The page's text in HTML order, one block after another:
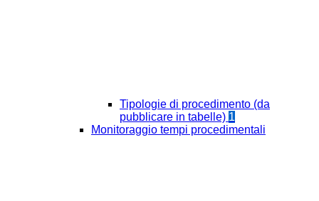
Tipologie di procedimento (da
pubblicare in tabelle) 1
Monitoraggio tempi procedimentali